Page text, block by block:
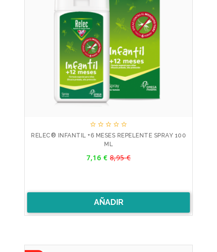
    
RELEC® INFANTIL +6 MESES REPELENTE SPRAY 100
ML
7,16 €Precio
8,95 €
AÑADIR